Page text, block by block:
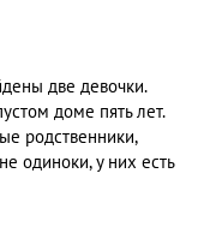
две девочки.
доме пять лет.
родственники,
одиноки, у них есть